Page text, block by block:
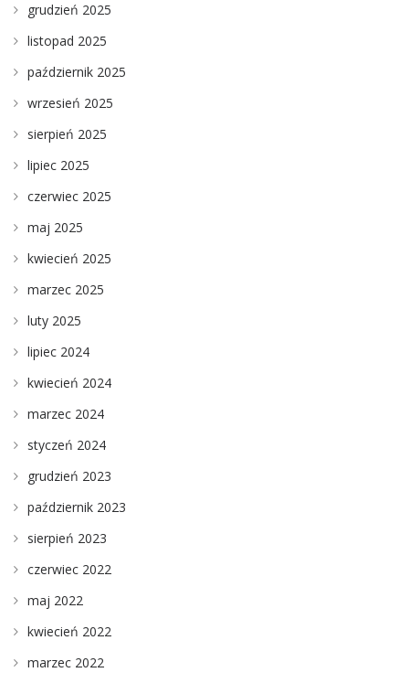
grudzień 2025
listopad 2025
październik 2025
wrzesień 2025
sierpień 2025
lipiec 2025
czerwiec 2025
maj 2025
kwiecień 2025
marzec 2025
luty 2025
lipiec 2024
kwiecień 2024
marzec 2024
styczeń 2024
grudzień 2023
październik 2023
sierpień 2023
czerwiec 2022
maj 2022
kwiecień 2022
marzec 2022